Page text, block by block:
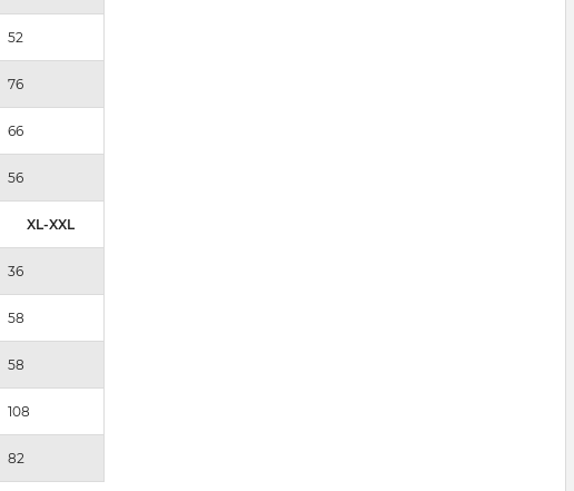
52
76
66
56
XL-XXL
36
58
58
108
82